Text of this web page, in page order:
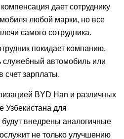
дает сотруднику
любой марки, но все
самого сотрудника.
покидает компанию,
служебный автомобиль или
счет зарплаты.
BYD Han и различных
Узбекистана для
внедрены аналогичные
не только улучшению